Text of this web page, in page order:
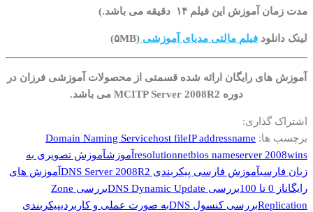
مدت زمان آموزش این فیلم ۱۴ دقیقه می باشد.)
لینک دانلود فیلم مالتی مدیای آموزشی (۵MB)
آموزش های رایگان ارائه شده قسمتی از محصولات آموزشی فرزان در
دوره MCITP Server 2008R2 می باشد.
اشتراک گذاری:
برچسب ها:
Domain Naming Servicehost fileIP addressname
resolutionnetbios nameserver 2008wins آموزشآموزش تصویری به
زبان فارسیآموزش فارسی پیکربندی DNS Server 2008R2
آموزش های
رایگاناز 0 تا 100 بررسی DNS Dynamic Update
بررسی Zone
Replicationبررسی کنسول DNS به صورت عملی و کاربردیپیکربندی